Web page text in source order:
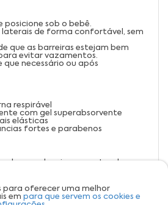
posicione sob o bebê.
laterais de forma confortável, sem
que as barreiras estejam bem
evitar vazamentos.
que necessário ou após
respirável
com gel superabsorvente
elásticas
fortes e parabenos
alcance de crianças antes do uso.
adequado para o peso do
após o uso.
para oferecer uma melhor
em para que servem os cookies e